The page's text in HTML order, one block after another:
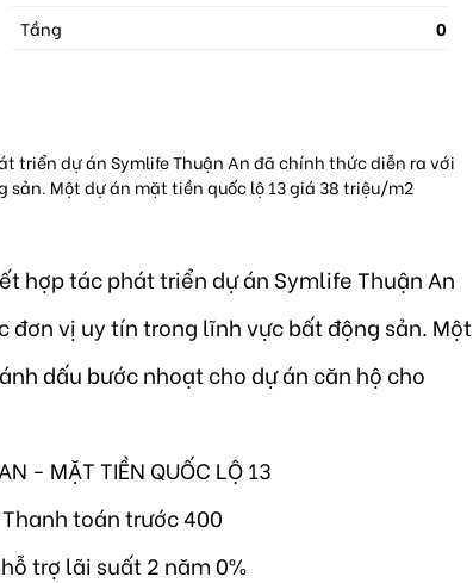
Tầng
0
triển dự án Symlife Thuận An đã chính thức diễn ra với
Một dự án mặt tiền quốc lộ 13 giá 38 triệu/m2
hợp tác phát triển dự án Symlife Thuận An
vị uy tín trong lĩnh vực bất động sản. Một
dấu bước nhoạt cho dự án căn hộ cho
- MẶT TIỀN QUỐC LỘ 13
toán trước 400
trợ lãi suất 2 năm 0%